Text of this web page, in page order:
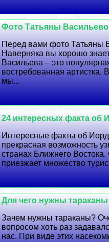
Фото Татьяны
Перед вами фото Татьяны
Наверняка вы хорошо
Васильева – это
востребованная артистка.
мы...
24 интересных факта об
Интересные факты об
прекрасная возможность
странах Ближнего
приезжает множество
Для чего нужны таpaканы
Зачем нужны таpaканы?
вопросом хоть раз
нас. При виде этих